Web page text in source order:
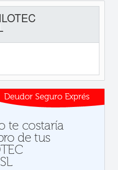
Deudor Seguro Exprés
te costaría
de tus